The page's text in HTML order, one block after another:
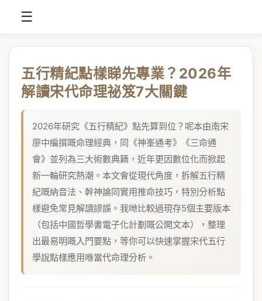
☰
五行精紀點樣睇先專業？2026年
解讀宋代命理祕笈7大關鍵
2026年研究《五行精紀》點先算到位？呢本由南宋
廖中編撰嘅命理經典，同《神峯通考》《三命通
會》並列為三大術數典籍，近年更因數位化而掀起
新一輪研究熱潮。本文會從現代角度，拆解五行精
紀嘅納音法、幹神論同實用推命技巧，特別分析點
樣避免常見解讀謬誤。我哋比較過現存5個主要版本
（包括中國哲學書電子化計劃嘅公開文本），整理
出最易明嘅入門要點，等你可以快速掌握宋代五行
學說點樣應用喺當代命理分析。